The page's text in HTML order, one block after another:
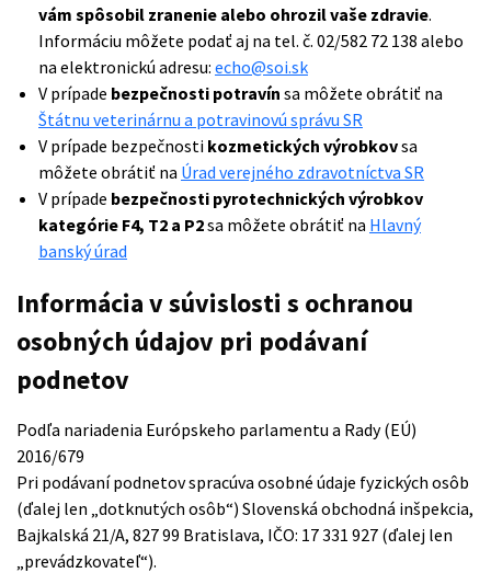
vám spôsobil zranenie alebo ohrozil vaše zdravie.
Informáciu môžete podať aj na tel. č. 02/582 72 138 alebo
na elektronickú adresu: echo@soi.sk
V prípade bezpečnosti potravín sa môžete obrátiť na
Štátnu veterinárnu a potravinovú správu SR
V prípade bezpečnosti kozmetických výrobkovsa
môžete obrátiť na Úrad verejného zdravotníctva SR
V prípade bezpečnosti pyrotechnických výrobkov
kategórie F4, T2 a P2sa môžete obrátiť na Hlavný
banský úrad
Informácia v súvislosti s ochranou
osobných údajov pri podávaní
podnetov
Podľa nariadenia Európskeho parlamentu a Rady (EÚ)
2016/679
Pri podávaní podnetov spracúva osobné údaje fyzických osôb
(ďalej len „dotknutých osôb“) Slovenská obchodná inšpekcia,
Bajkalská 21/A, 827 99 Bratislava, IČO: 17 331 927 (ďalej len
„prevádzkovateľ“).